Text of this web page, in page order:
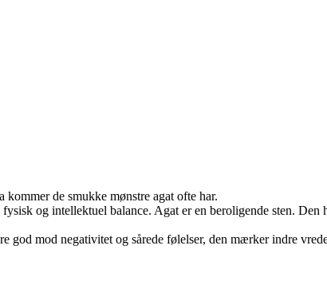
de smukke mønstre agat ofte har.
og intellektuel balance. Agat er en beroligende sten.
mod negativitet og sårede følelser, den mærker indre